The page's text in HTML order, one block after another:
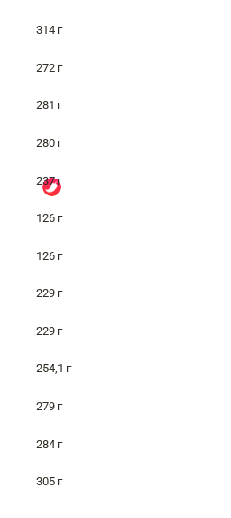
314 г
272 г
281 г
280 г
237 г
126 г
126 г
229 г
229 г
254,1 г
279 г
284 г
305 г